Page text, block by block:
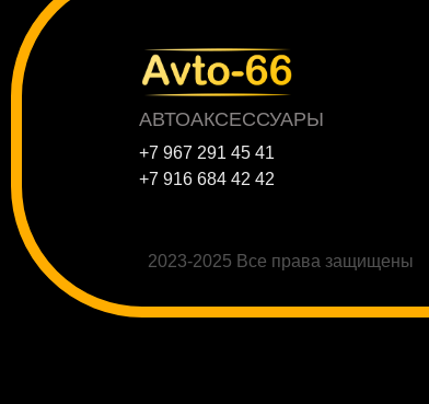
2023-2025 Все права защищены
АВТОАКСЕССУАРЫ
+7 967 291 45 41
+7 916 684 42 42